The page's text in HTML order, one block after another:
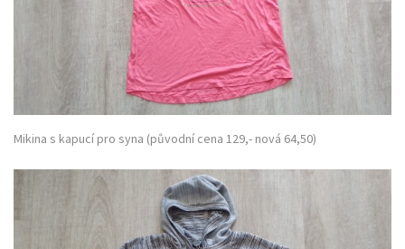
Mikina s kapucí pro syna (původní cena 129,- nová 64,50)